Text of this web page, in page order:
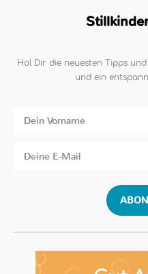
Hol Dir die neuesten Tipps
und ein